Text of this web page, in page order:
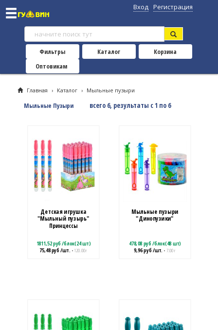
Вход Регистрация
Фильтры Каталог
Корзина
Оптовикам
Главная › Каталог › Мыльные пузыри
Мыльные Пузыри всего 6, результаты с 1 по 6
Детская игрушка
"Мыльный пузырь"
Принцессы
1811,52руб /блок(24 шт)
75,48руб /шт. • 120.00 г
Мыльные пузыри
"Динопузики"
478,08 руб /блок(48 шт)
9,96руб /шт. • 7.00 г